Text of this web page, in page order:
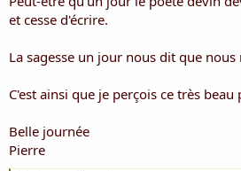
et cesse d'écrire.
La sagesse un jour nous dit que nous
C'est ainsi que je perçois ce très beau
Belle journée
Pierre